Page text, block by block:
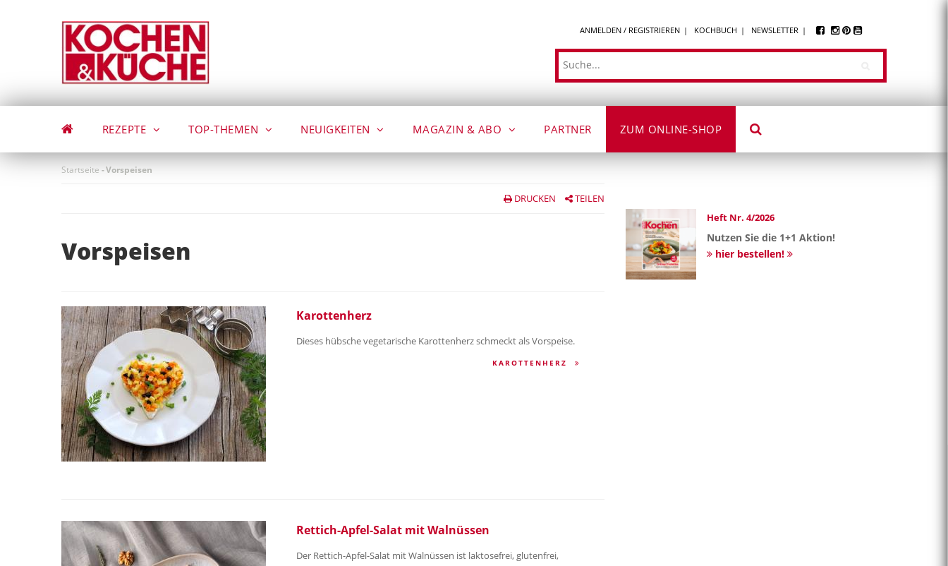
ANMELDEN / REGISTRIEREN KOCHBUCH NEWSLETTER
Suche
REZEPTE TOP-THEMEN NEUIGKEITEN MAGAZIN & ABO PARTNER ZUM ONLINE-SHOP
Startseite -Vorspeisen
DRUCKEN TEILEN
Vorspeisen
Karottenherz
Dieses hübsche vegetarische Karottenherz schmeckt als Vorspeise.
KAROTTENHERZ
Rettich-Apfel-Salat mit Walnüssen
Der Rettich-Apfel-Salat mit Walnüssen ist laktosefrei, glutenfrei,
Heft Nr. 4/2026
Nutzen Sie die 1+1 Aktion!
hier bestellen!